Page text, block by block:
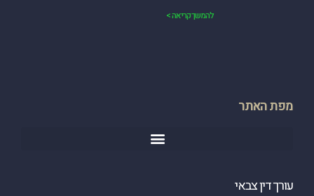
להמשך קריאה >
מפת האתר
עורך דין צבאי